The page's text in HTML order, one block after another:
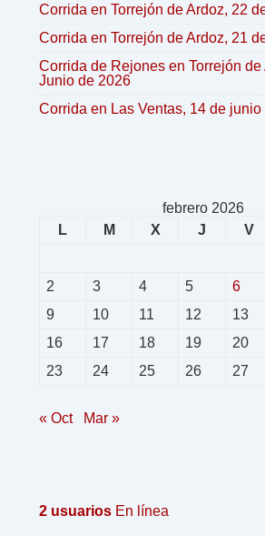
Corrida en Torrejón de Ardoz, 22
Corrida en Torrejón de Ardoz, 21
Corrida de Rejones en Torrejón de
Junio de 2026
Corrida en Las Ventas, 14 de
febrero 2026
L
M X J V
2
3 4 5 6
9
10 11 12 13
16
17 18 19 20
23
24 25 26 27
« Oct Mar »
2 usuarios En línea